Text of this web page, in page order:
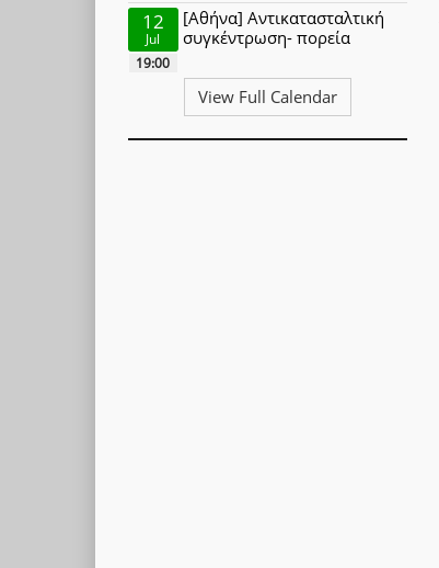
12
Jul
19:00
[Αθήνα] Αντικατασταλτική
συγκέντρωση- πορεία
View Full Calendar